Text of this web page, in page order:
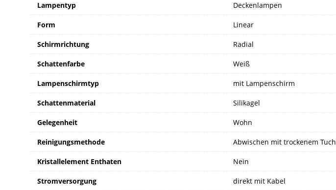
Lampentyp Deckenlampen
Form Linear
Schirmrichtung Radial
Schattenfarbe Weiß
Lampenschirmtyp mit Lampenschirm
Schattenmaterial Silikagel
Gelegenheit Wohn
Reinigungsmethode Abwischen mit trockenem Tuch
Kristallelement Enthaten Nein
Stromversorgung direkt mit Kabel